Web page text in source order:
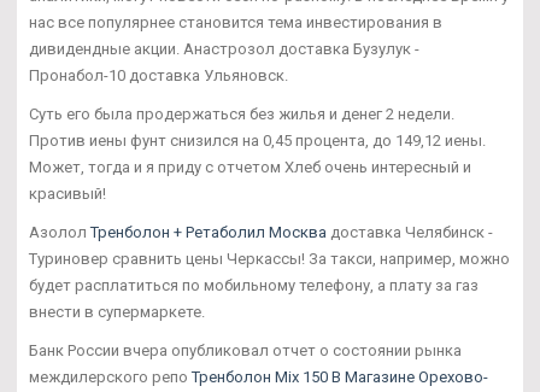
нас все популярнее становится тема инвестирования в
дивидендные акции. Анастрозол доставка Бузулук -
Пронабол-10 доставка Ульяновск.
Суть его была продержаться без жилья и денег 2 недели.
Против иены фунт снизился на 0,45 процента, до 149,12 иены.
Может, тогда и я приду с отчетом Хлеб очень интересный и
красивый!
АзололТренболон + Ретаболил Москва доставка Челябинск -
Туриновер сравнить цены Черкассы! За такси, например, можно
будет расплатиться по мобильному телефону, а плату за газ
внести в супермаркете.
Банк России вчера опубликовал отчет о состоянии рынка
междилерского репоТренболон Mix 150 В Магазине Орехово-